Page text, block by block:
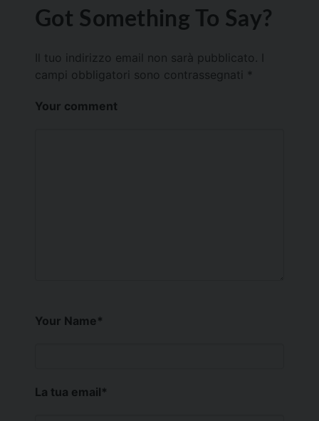
Got Something To Say?
Il tuo indirizzo email non sarà pubblicato.
campi obbligatori sono contrassegnati *
Your comment
Your Name*
La tua email*